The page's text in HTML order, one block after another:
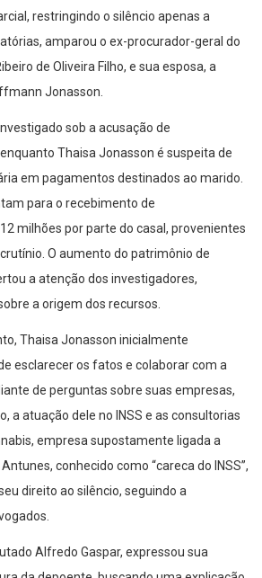
restringindo o silêncio apenas a
amparou o ex-procurador-geral do
de Oliveira Filho, e sua esposa, a
Jonasson.
sob a acusação de
Thaisa Jonasson é suspeita de
em pagamentos destinados ao marido.
para o recebimento de
milhões por parte do casal, provenientes
O aumento do patrimônio de
a atenção dos investigadores,
a origem dos recursos.
Thaisa Jonasson inicialmente
esclarecer os fatos e colaborar com a
de perguntas sobre suas empresas,
a atuação dele no INSS e as consultorias
empresa supostamente ligada a
conhecido como “careca do INSS”,
direito ao silêncio, seguindo a
Alfredo Gaspar, expressou sua